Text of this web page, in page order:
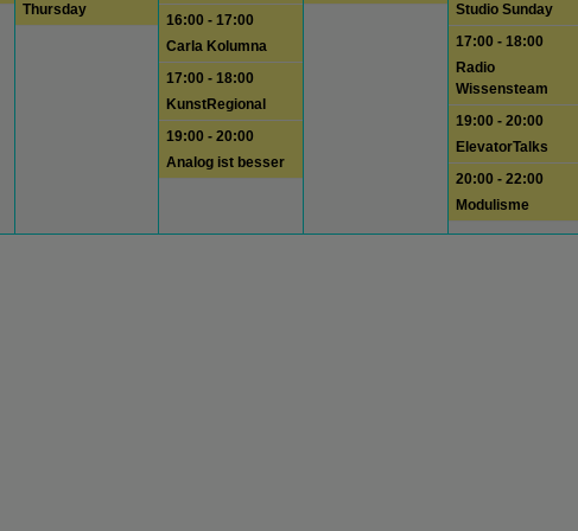
Thursday
16:00 - 17:00
Carla Kolumna
17:00 - 18:00
KunstRegional
19:00 - 20:00
Analog ist besser
Studio Sunday
17:00 - 18:00
Radio
Wissensteam
19:00 - 20:00
ElevatorTalks
20:00 - 22:00
Modulisme